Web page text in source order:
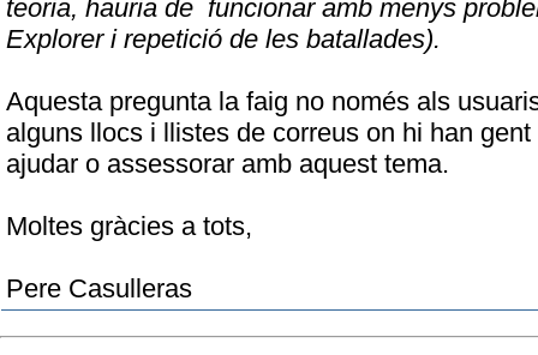
teoria, hauria de funcionar amb menys
Explorer i repetició de les batallades).
Aquesta pregunta la faig no només als
alguns llocs i llistes de correus on hi han
ajudar o assessorar amb aquest tema.
Moltes gràcies a tots,
Pere Casulleras